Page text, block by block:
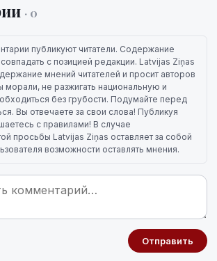
· 0
публикуют читатели. Содержание
с позицией редакции. Latvijas Ziņas
мнений читателей и просит авторов
не разжигать национальную и
без грубости. Подумайте перед
Вы отвечаете за свои слова! Публикуя
с правилами! В случае
просьбы Latvijas Ziņas оставляет за собой
возможности оставлять мнения.
Отправить